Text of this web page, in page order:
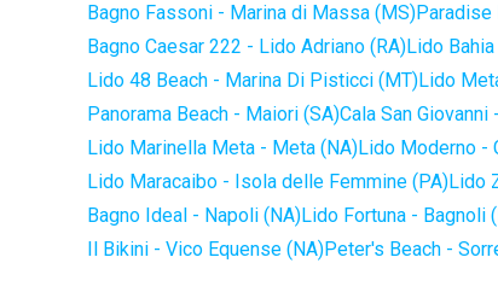
Bagno Fassoni - Marina di Massa (MS)Paradise
Bagno Caesar 222 - Lido Adriano (RA)Lido
Lido 48 Beach - Marina Di Pisticci (MT)Lido
Panorama Beach - Maiori (SA)Cala San
Lido Marinella Meta - Meta (NA)Lido Moderno -
Lido Maracaibo - Isola delle Femmine (PA)Lido
Bagno Ideal - Napoli (NA)Lido Fortuna - Bagnoli
Il Bikini - Vico Equense (NA)Peter's Beach -